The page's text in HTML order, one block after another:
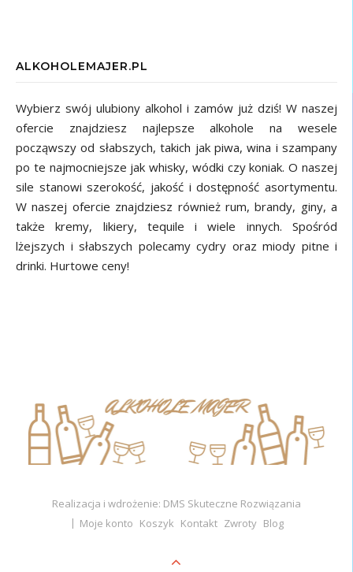
ALKOHOLEMAJER.PL
Wybierz swój ulubiony alkohol i zamów już dziś! W naszej
ofercie znajdziesz najlepsze alkohole na wesele
począwszy od słabszych, takich jak piwa, wina i szampany
po te najmocniejsze jak whisky, wódki czy koniak. O naszej
sile stanowi szerokość, jakość i dostępność asortymentu.
W naszej ofercie znajdziesz również rum, brandy, giny, a
także kremy, likiery, tequile i wiele innych. Spośród
lżejszych i słabszych polecamy cydry oraz miody pitne i
drinki. Hurtowe ceny!
Realizacja i wdrożenie: DMS Skuteczne Rozwiązania
Moje konto Koszyk Kontakt Zwroty Blog